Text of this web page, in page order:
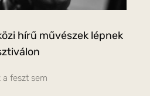
hírű művészek lépnek
a feszt sem